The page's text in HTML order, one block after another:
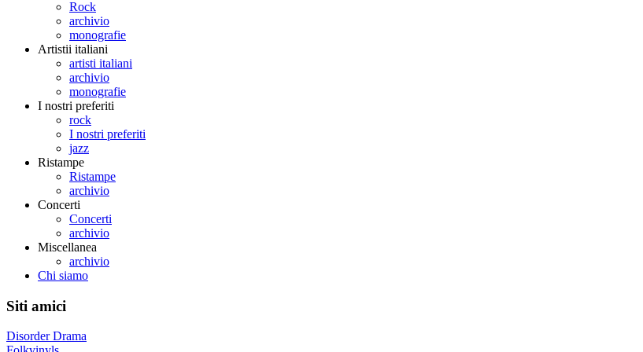
Rock
archivio
monografie
Artistii italiani
artisti italiani
archivio
monografie
I nostri preferiti
rock
I nostri preferiti
jazz
Ristampe
Ristampe
archivio
Concerti
Concerti
archivio
Miscellanea
archivio
Chi siamo
Siti amici
Disorder Drama